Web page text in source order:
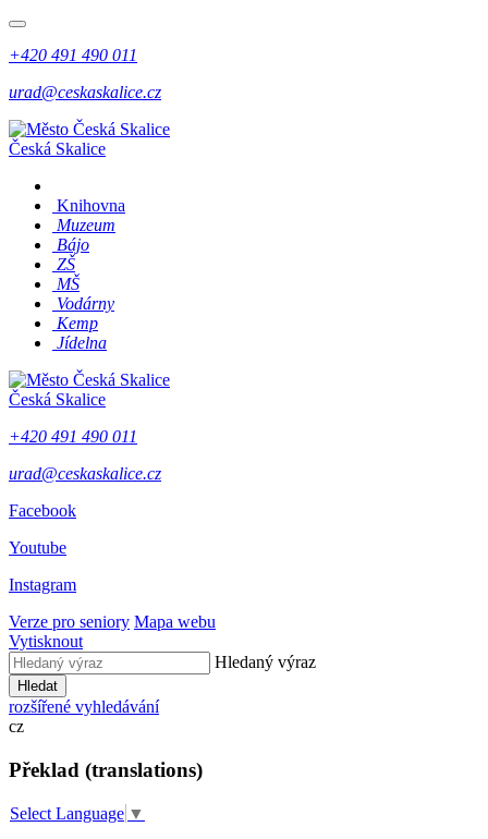
+420 491 490 011
urad@ceskaskalice.cz
Česká Skalice
Knihovna
Muzeum
Bájo
ZŠ
MŠ
Vodárny
Kemp
Jídelna
Česká Skalice
+420 491 490 011
urad@ceskaskalice.cz
Facebook
Youtube
Instagram
Verze pro seniory Mapa webu
Vytisknout
Hledaný výraz
Hledat
rozšířené vyhledávání
cz
Překlad (translations)
Select Language ▼